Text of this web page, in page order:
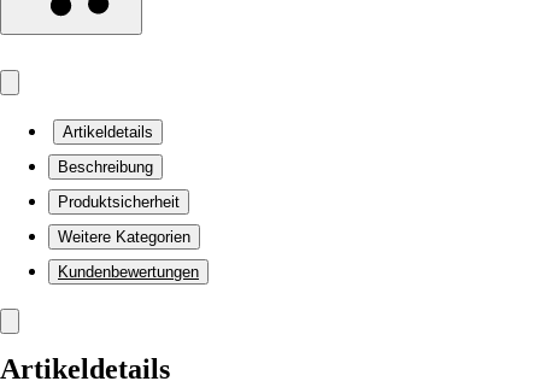
Artikeldetails
Beschreibung
Produktsicherheit
Weitere Kategorien
Kundenbewertungen
Artikeldetails